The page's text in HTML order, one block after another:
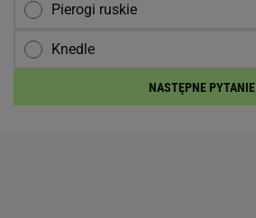
Pierogi ruskie
Knedle
NASTĘPNE PYTANIE